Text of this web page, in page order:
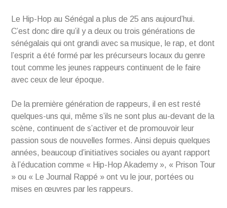
Le Hip-Hop au Sénégal a plus de 25 ans aujourd’hui.
C’est donc dire qu’il y a deux ou trois générations de
sénégalais qui ont grandi avec sa musique, le rap, et dont
l’esprit a été formé par les précurseurs locaux du genre
tout comme les jeunes rappeurs continuent de le faire
avec ceux de leur époque.
De la première génération de rappeurs, il en est resté
quelques-uns qui, même s’ils ne sont plus au-devant de la
scène, continuent de s’activer et de promouvoir leur
passion sous de nouvelles formes. Ainsi depuis quelques
années, beaucoup d’initiatives sociales ou ayant rapport
à l’éducation comme « Hip-Hop Akademy », « Prison Tour
» ou « Le Journal Rappé » ont vu le jour, portées ou
mises en œuvres par les rappeurs.